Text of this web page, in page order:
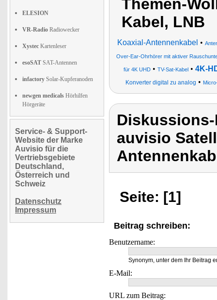
ELESION
VR-Radio Radiowecker
Xystec Kartenleser
esoSAT SAT-Antennen
infactory Solar-Kupferanoden
newgen medicals Hörhilfen
Hörgeräte
Service- & Support-
Website der Marke
Auvisio für die
Vertriebsgebiete
Deutschland,
Österreich und
Schweiz
Datenschutz
Impressum
Themen-
Kabel, LNB
Koaxial-Antennenkabel •
Over-Ear-Ohrhörer mit aktiver
für 4K UHD• TV-Sat-Kabel• 4K-
Konverter digital zu analog •
auvisio
Seite: [1]
Beitrag schreiben:
Benutzername:
Synonym, unter dem Ihr Beitrag
E-Mail:
URL zum Beitrag: